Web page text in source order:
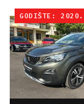
GODIŠTE: 2020.